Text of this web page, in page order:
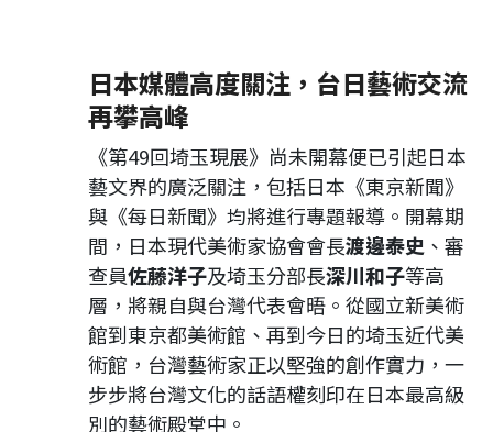
日本媒體高度關注，台日藝術交流
再攀高峰
《第49回埼玉現展》尚未開幕便已引起日本
藝文界的廣泛關注，包括日本《東京新聞》
與《每日新聞》均將進行專題報導。開幕期
間，日本現代美術家協會會長渡邊泰史 、審
查員佐藤洋子及埼玉分部長深川和子等高
層，將親自與台灣代表會晤。從國立新美術
館到東京都美術館、再到今日的埼玉近代美
術館，台灣藝術家正以堅強的創作實力，一
步步將台灣文化的話語權刻印在日本最高級
別的藝術殿堂中。